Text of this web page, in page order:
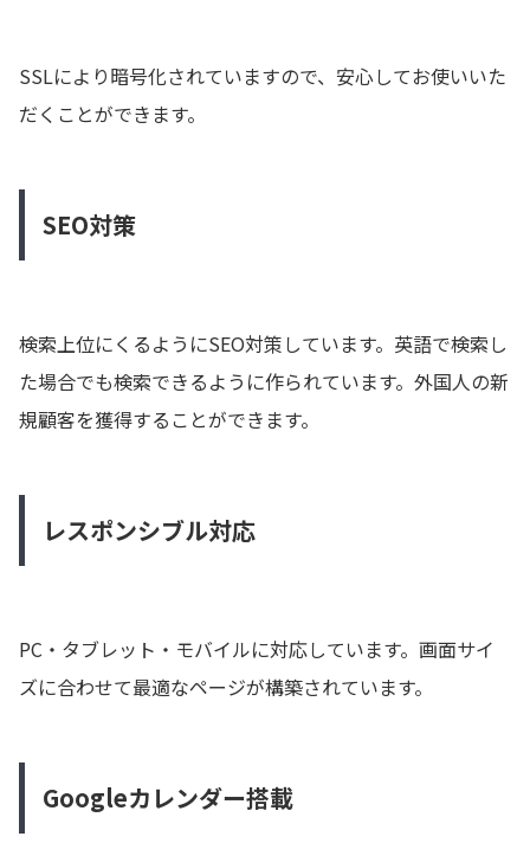
SSLにより暗号化されていますので、安心してお使いいた
だくことができます。
SEO対策
検索上位にくるようにSEO対策しています。英語で検索し
た場合でも検索できるように作られています。外国人の新
規顧客を獲得することができます。
レスポンシブル対応
PC・タブレット・モバイルに対応しています。画面サイ
ズに合わせて最適なページが構築されています。
Googleカレンダー搭載